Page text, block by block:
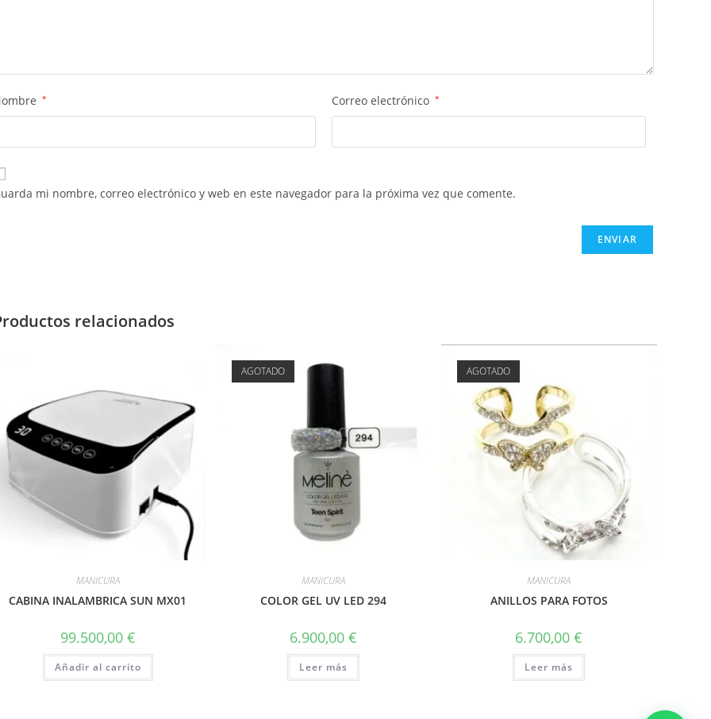
* Correo electrónico *
mi nombre, correo electrónico y web en este navegador para la próxima vez que comente.
relacionados
MANICURA
CABINA INALAMBRICA SUN MX01
99.500,00 €
Añadir al carrito
AGOTADO
MANICURA
COLOR GEL UV LED 294
6.900,00 €
Leer más
AGOTADO
MANICURA
ANILLOS PARA FOTOS
6.700,00€
Leer más